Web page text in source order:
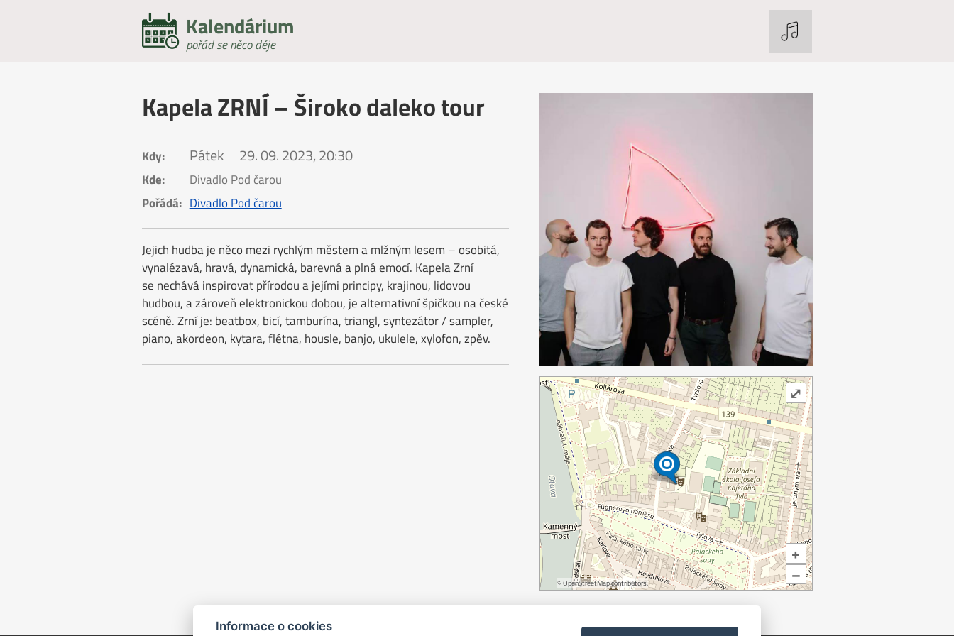
Kalendárium
pořád se něco děje
Kapela ZRNÍ – Široko daleko tour
Kdy: Pátek 29. 09. 2023, 20:30
Kde:
Divadlo Pod čarou
Pořádá: Divadlo Pod čarou
Jejich hudba je něco mezi rychlým městem a mlžným lesem – osobitá,
vynalézavá, hravá, dynamická, barevná a plná emocí. Kapela Zrní
se nechává inspirovat přírodou a jejími principy, krajinou, lidovou
hudbou, a zároveň elektronickou dobou, je alternativní špičkou na české
scéně. Zrní je: beatbox, bicí, tamburína, triangl, syntezátor / sampler,
piano, akordeon, kytara, flétna, housle, banjo, ukulele, xylofon, zpěv.
+
–
©OpenStreetMapcontributors.
⤢
Informace o cookies